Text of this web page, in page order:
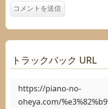
トラックバック URL
https://piano-no-
oheya.com/